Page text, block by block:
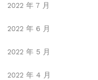
2022 年 7 月
2022 年 6 月
2022 年 5 月
2022 年 4 月